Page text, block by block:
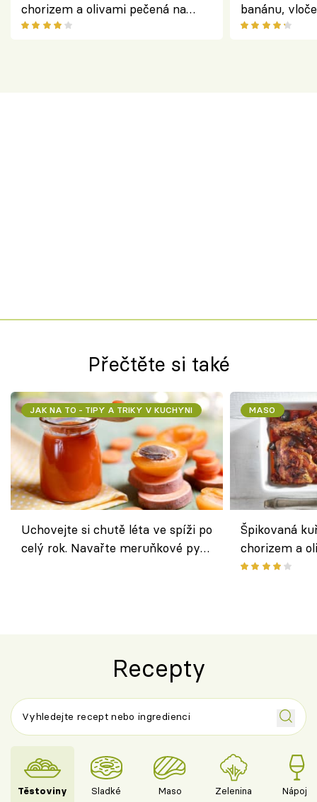
chorizem a olivami pečená na
letní zelenině – šťavnaté maso s
banánu,
snídaně do
Přečtěte si také
JAK NA TO - TIPY A TRIKY V KUCHYNI
Uchovejte si chutě léta ve spíži po
celý rok. Navařte meruňkové pyré
MASO
Špikovaná
chorizem a
letní
Recepty
Těstoviny Sladké Maso Zelenina Nápoje